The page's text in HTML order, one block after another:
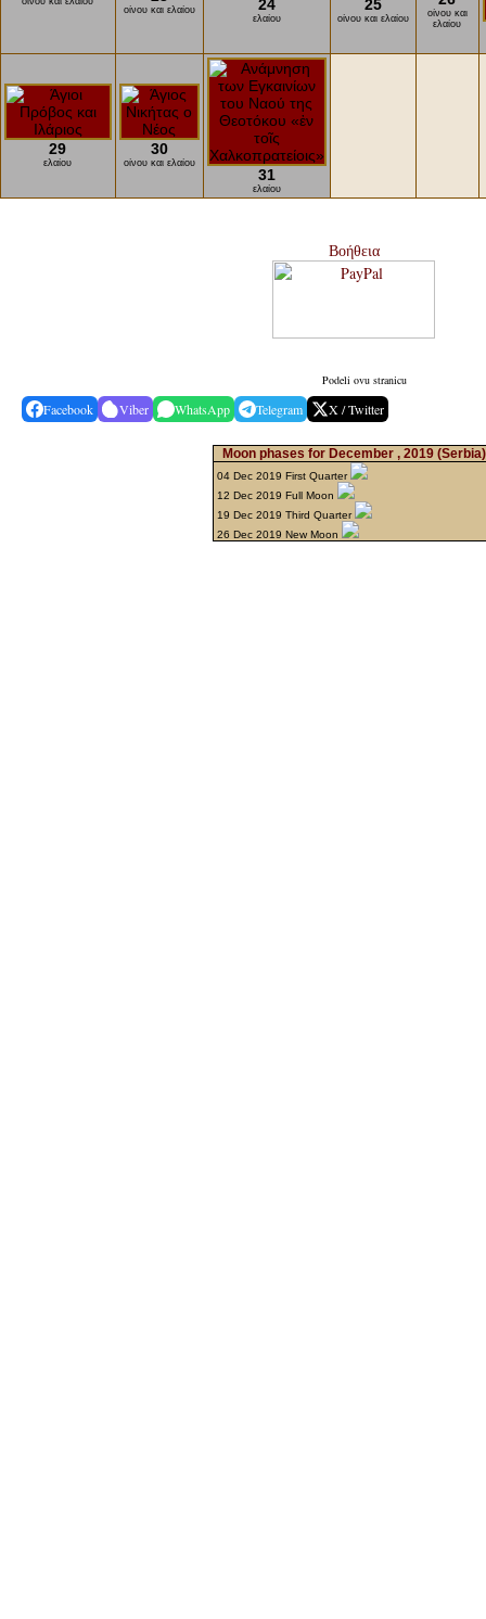
οίνου και ελαίου 24
ελαίου
25
οίνου και ελαίου
οίνου και
ελαίου
29
ελαίου
30
οίνου και ελαίου
31
ελαίου
Βοήθεια
Podeli ovu stranicu
Facebook Viber WhatsApp Telegram X / Twitter
Moon phases for December , 2019(Serbia)
04 Dec 2019 First Quarter
12 Dec 2019 Full Moon
19 Dec 2019 Third Quarter
26 Dec 2019 New Moon